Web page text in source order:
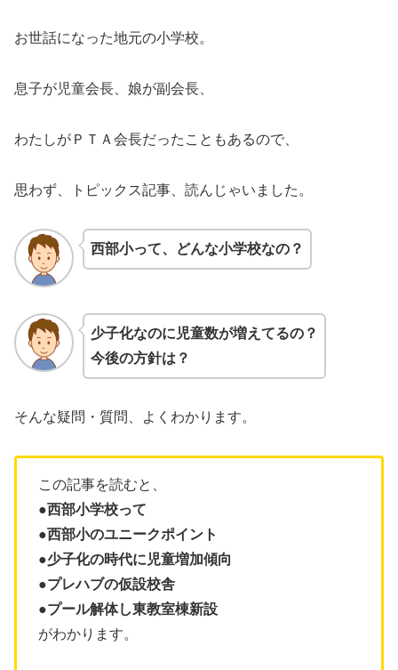
お世話になった地元の小学校。
息子が児童会長、娘が副会長、
わたしがＰＴＡ会長だったこともあるので、
思わず、トピックス記事、読んじゃいました。
西部小って、どんな小学校なの？
少子化なのに児童数が増えてるの？
今後の方針は？
そんな疑問・質問、よくわかります。
この記事を読むと、
●西部小学校って
●西部小のユニークポイント
●少子化の時代に児童増加傾向
●プレハブの仮設校舎
●プール解体し東教室棟新設
がわかります。